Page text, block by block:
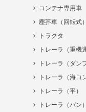
コンテナ専用車
塵芥車（回転式）
トラクタ
トレーラ（重機
トレーラ（ダン
トレーラ（海コ
トレーラ（平）
トレーラ（バン）